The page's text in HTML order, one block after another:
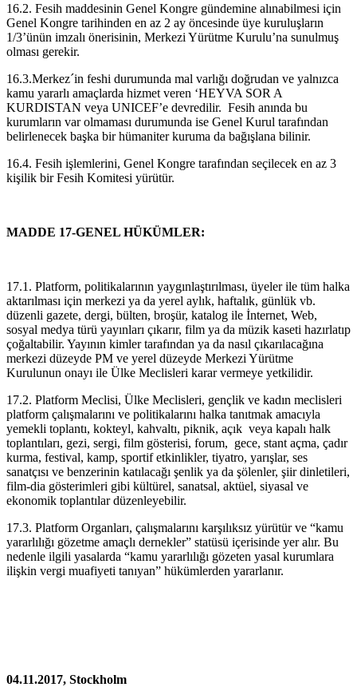
16.2. Fesih maddesinin Genel Kongre gündemine alınabilmesi için
Genel Kongre tarihinden en az 2 ay öncesinde üye kuruluşların
1/3’ünün imzalı önerisinin, Merkezi Yürütme Kurulu’na sunulmuş
olması gerekir.
16.3.Merkez´in feshi durumunda mal varlığı doğrudan ve yalnızca
kamu yararlı amaçlarda hizmet veren ‘HEYVA SOR A
KURDISTAN veya UNICEF’e devredilir. Fesih anında bu
kurumların var olmaması durumunda ise Genel Kurul tarafından
belirlenecek başka bir hümaniter kuruma da bağışlana bilinir.
16.4. Fesih işlemlerini, Genel Kongre tarafından seçilecek en az 3
kişilik bir Fesih Komitesi yürütür.
MADDE 17-GENEL HÜKÜMLER:
17.1. Platform, politikalarının yaygınlaştırılması, üyeler ile tüm halka
aktarılması için merkezi ya da yerel aylık, haftalık, günlük vb.
düzenli gazete, dergi, bülten, broşür, katalog ile İnternet, Web,
sosyal medya türü yayınları çıkarır, film ya da müzik kaseti hazırlatıp
çoğaltabilir. Yayının kimler tarafından ya da nasıl çıkarılacağına
merkezi düzeyde PM ve yerel düzeyde Merkezi Yürütme
Kurulunun onayı ile Ülke Meclisleri karar vermeye yetkilidir.
17.2. Platform Meclisi, Ülke Meclisleri, gençlik ve kadın meclisleri
platform çalışmalarını ve politikalarını halka tanıtmak amacıyla
yemekli toplantı, kokteyl, kahvaltı, piknik, açık veya kapalı halk
toplantıları, gezi, sergi, film gösterisi, forum, gece, stant açma, çadır
kurma, festival, kamp, sportif etkinlikler, tiyatro, yarışlar, ses
sanatçısı ve benzerinin katılacağı şenlik ya da şölenler, şiir dinletileri,
film-dia gösterimleri gibi kültürel, sanatsal, aktüel, siyasal ve
ekonomik toplantılar düzenleyebilir.
17.3. Platform Organları, çalışmalarını karşılıksız yürütür ve “kamu
yararlılığı gözetme amaçlı dernekler” statüsü içerisinde yer alır. Bu
nedenle ilgili yasalarda “kamu yararlılığı gözeten yasal kurumlara
ilişkin vergi muafiyeti tanıyan” hükümlerden yararlanır.
04.11.2017, Stockholm